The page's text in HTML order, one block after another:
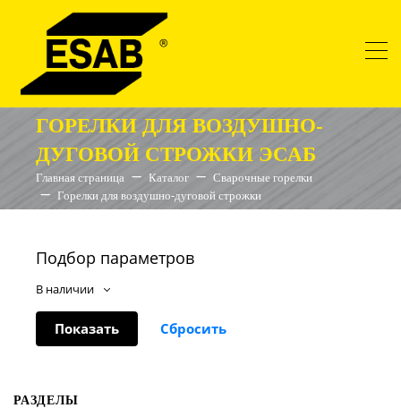
ГОРЕЛКИ ДЛЯ ВОЗДУШНО-
ДУГОВОЙ СТРОЖКИ ЭСАБ
Главная страница Каталог
Сварочные горелки
Горелки для воздушно-дуговой строжки
Подбор параметров
В наличии
РАЗДЕЛЫ